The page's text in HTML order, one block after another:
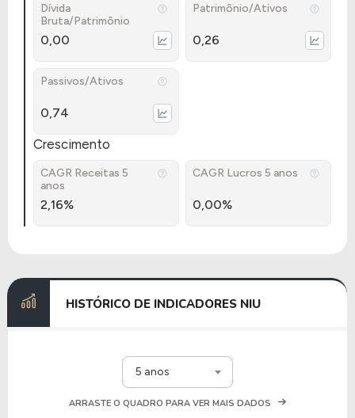
Dívida
Bruta/Patrimônio
0,00
Patrimônio/Ativos
0,26
Passivos/Ativos
0,74
Crescimento
CAGR Receitas 5
anos
2,16%
CAGR Lucros 5 anos
0,00%
HISTÓRICO DE INDICADORES NIU
5 anos
ARRASTE O QUADRO PARA VER MAIS DADOS